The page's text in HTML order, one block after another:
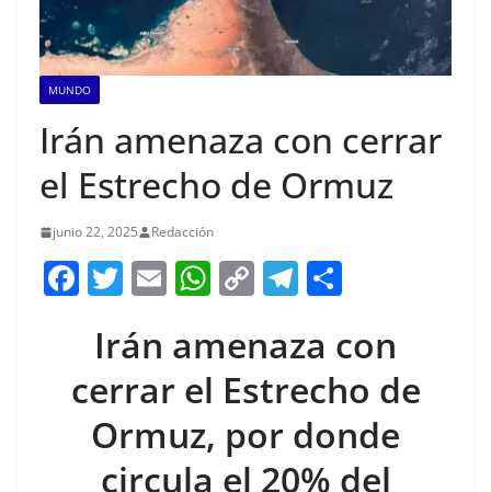
MUNDO
Irán amenaza con cerrar
el Estrecho de Ormuz
junio 22, 2025 Redacción
F
e
b
o
T
itt
er
E
ai
l
W
at
s
A
p
C
p
y
Li
n
T
e
gr
a
m
ar
e
Irán amenaza con
cerrar el Estrecho de
Ormuz, por donde
circula el 20% del